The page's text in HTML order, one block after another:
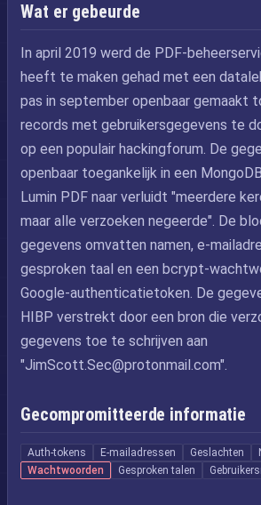
Wat er gebeurde
In april 2019 werd de PDF-
heeft te maken gehad met een
pas in september openbaar gemaakt
records met gebruikersgegevens te
op een populair hackingforum. De
openbaar toegankelijk in een
Lumin PDF naar verluidt "meerdere
maar alle verzoeken negeerde". De
gegevens omvatten namen, e-
gesproken taal en een bcrypt-
Google-authenticatietoken. De
HIBP verstrekt door een bron die
gegevens toe te schrijven aan
"JimScott.Sec@protonmail.com".
Gecompromitteerde informatie
Auth-tokens E-mailadressen Geslachten
Wachtwoorden
Gesproken talen